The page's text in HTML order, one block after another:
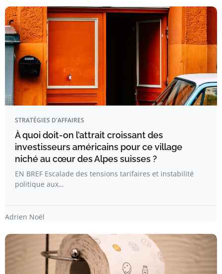
STRATÉGIES D'AFFAIRES
À quoi doit-on l’attrait croissant des
investisseurs américains pour ce village
niché au cœur des Alpes suisses ?
EN BREF Escalade des tensions tarifaires et instabilité
politique aux…
Adrien Noël